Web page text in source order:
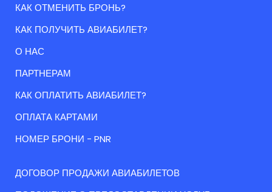
КАК ОТМЕНИТЬ БРОНЬ?
КАК ПОЛУЧИТЬ АВИАБИЛЕТ?
О НАС
ПАРТНЕРАМ
КАК ОПЛАТИТЬ АВИАБИЛЕТ?
ОПЛАТА КАРТАМИ
НОМЕР БРОНИ - PNR
ДОГОВОР ПРОДАЖИ АВИАБИЛЕТОВ